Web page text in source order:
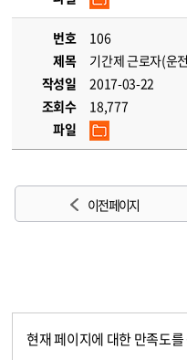
번호
106
제목
기간제 근로자(운
작성일
2017-03-22
조회수
18,777
파일
이전 페이지
현재 페이지에 대한 만족도